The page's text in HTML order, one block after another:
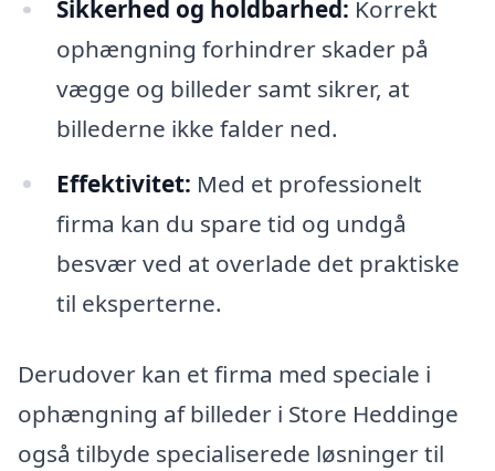
Sikkerhed og holdbarhed: Korrekt
ophængning forhindrer skader på
vægge og billeder samt sikrer, at
billederne ikke falder ned.
Effektivitet: Med et professionelt
firma kan du spare tid og undgå
besvær ved at overlade det praktiske
til eksperterne.
Derudover kan et firma med speciale i
ophængning af billeder i Store Heddinge
også tilbyde specialiserede løsninger til